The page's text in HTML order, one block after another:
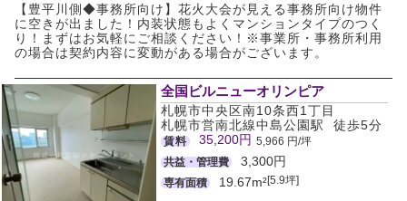
【豊平川側◆事務所向け】花火大会が見える事務所向け物件
に空きが出ました！内装状態もよくマンションタイプのつく
り！まずはお気軽にご相談ください！※事業所・事務所利用
の場合は契約内容に変動がある場合がございます。
全国ビルニューオリンピア
札幌市中央区南10条西1丁目
札幌市営南北線中島公園駅 徒歩5分
賃料 35,200円 5,966 円/坪
共益・管理費
3,300円
専有面積 19.67m²[5.9坪]